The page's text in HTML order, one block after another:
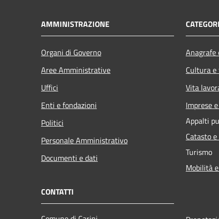
AMMINISTRAZIONE
Organi di Governo
Aree Amministrative
Uffici
Enti e fondazioni
Politici
Personale Amministrativo
Documenti e dati
Cultura
Vita
Imprese
Appalti
Catasto
Turismo
Mobilità
CONTATTI